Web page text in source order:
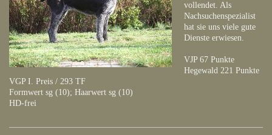
vollendet. Als
Nachsuchenspezialist
hat sie uns viele gute
Dienste erwiesen.
VJP 67 Punkte
Hegewald 221 Punkte
VGP I. Preis / 293 TF
Formwert sg (10); Haarwert sg (10)
HD-frei